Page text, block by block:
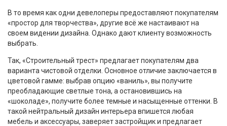
В то время как одни девелоперы предоставляют покупателям
«простор для творчества», другие всё же настаивают на
своем видении дизайна. Однако дают клиенту возможность
выбрать.
Так, «Строительный трест» предлагает покупателям два
варианта чистовой отделки. Основное отличие заключается в
цветовой гамме: выбрав опцию «ваниль», вы получите
преобладающие светлые тона, а остановившись на
«шоколаде», получите более темные и насыщенные оттенки. В
такой нейтральный дизайн интерьера впишется любая
мебель и аксессуары, заверяет застройщик и предлагает